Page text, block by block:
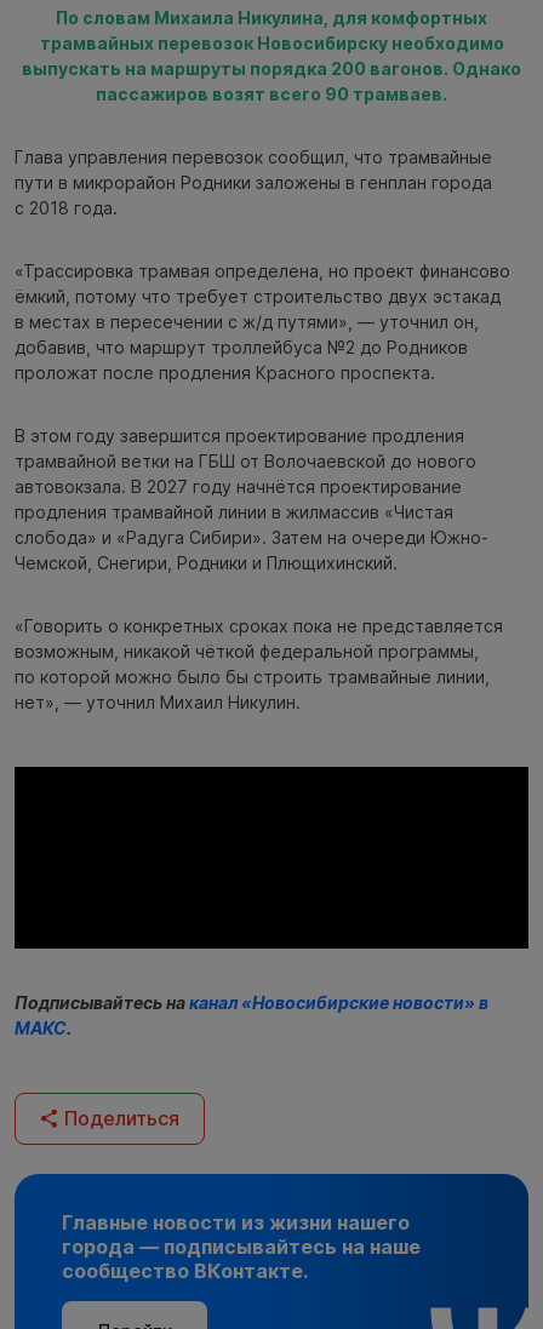
По словам Михаила Никулина, для комфортных
трамвайных перевозок Новосибирску необходимо
выпускать на маршруты порядка 200 вагонов. Однако
пассажиров возят всего 90 трамваев.
Глава управления перевозок сообщил, что трамвайные
пути в микрорайон Родники заложены в генплан города
с 2018 года.
«Трассировка трамвая определена, но проект финансово
ёмкий, потому что требует строительство двух эстакад
в местах в пересечении с ж/д путями», — уточнил он,
добавив, что маршрут троллейбуса №2 до Родников
проложат после продления Красного проспекта.
В этом году завершится проектирование продления
трамвайной ветки на ГБШ от Волочаевской до нового
автовокзала. В 2027 году начнётся проектирование
продления трамвайной линии в жилмассив «Чистая
слобода» и «Радуга Сибири». Затем на очереди Южно-
Чемской, Снегири, Родники и Плющихинский.
«Говорить о конкретных сроках пока не представляется
возможным, никакой чёткой федеральной программы,
по которой можно было бы строить трамвайные линии,
нет», — уточнил Михаил Никулин.
Подписывайтесь наканал «Новосибирские новости» в
МАКС.
Поделиться
Главные новости из жизни нашего
города — подписывайтесь на наше
сообщество ВКонтакте.